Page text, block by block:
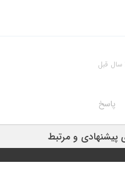
پاسخ
پیشنهادی و مرتبط